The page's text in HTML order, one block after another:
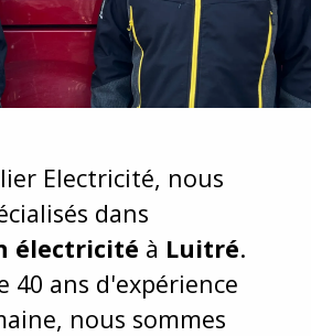
Electricité, nous
dans
électricité à Luitré.
40 ans d'expérience
nous sommes